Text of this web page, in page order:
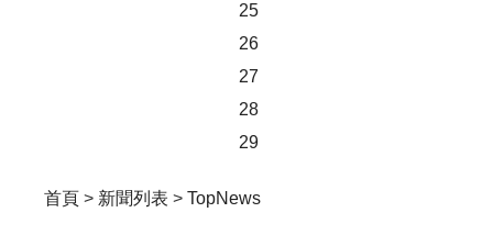
25
26
27
28
29
首頁 > 新聞列表 > TopNews